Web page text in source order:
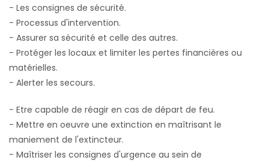
- Les consignes de sécurité.
- Processus d'intervention.
- Assurer sa sécurité et celle des autres.
- Protéger les locaux et limiter les pertes financières ou
matérielles.
- Alerter les secours.
- Etre capable de réagir en cas de départ de feu.
- Mettre en oeuvre une extinction en maîtrisant le
maniement de l'extincteur.
- Maîtriser les consignes d'urgence au sein de